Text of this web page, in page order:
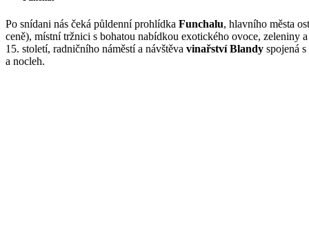
Po snídani nás čeká půldenní prohlídka Funchalu, hlavního města
ceně), místní tržnici s bohatou nabídkou exotického ovoce, zeleniny
15. století, radničního náměstí a návštěva vinařství Blandy spojená
a nocleh.